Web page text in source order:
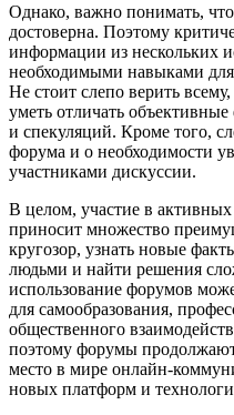
Однако, важно понимать,
достоверна. Поэтому
информации из нескольких
необходимыми навыками
Не стоит слепо верить
уметь отличать
и спекуляций. Кроме того,
форума и о необходимости
участниками дискуссии.
В целом, участие в
приносит множество
кругозор, узнать новые
людьми и найти решения
использование форумов
для самообразования,
общественного
поэтому форумы
место в мире онлайн-
новых платформ и